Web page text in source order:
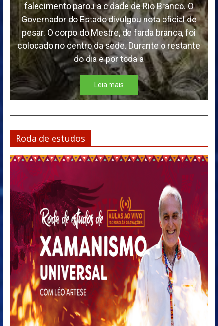
falecimento parou a cidade de Rio Branco. O
Governador do Estado divulgou nota oficial de
pesar. O corpo do Mestre, de farda branca, foi
colocado no centro da sede. Durante o restante
do dia e por toda a
Leia mais
Roda de estudos